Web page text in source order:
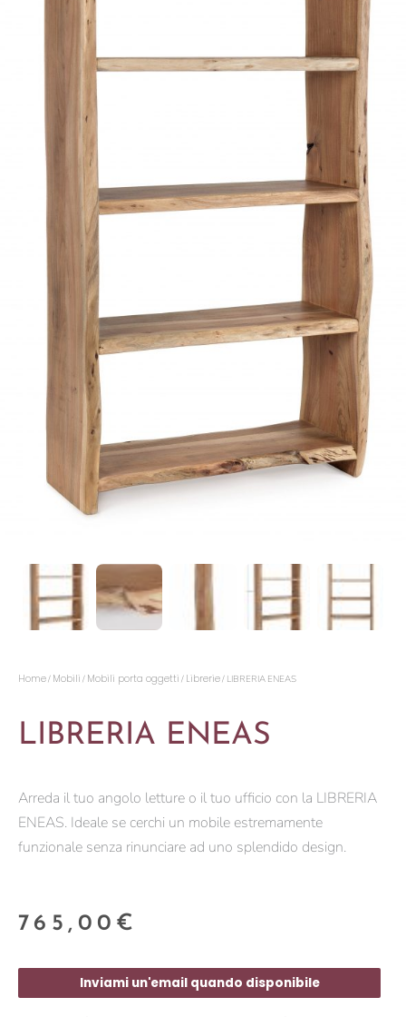
Home/ Mobili / Mobili porta oggetti / Librerie/ LIBRERIA ENEAS
LIBRERIA ENEAS
Arreda il tuo angolo letture o il tuo ufficio con la LIBRERIA
ENEAS. Ideale se cerchi un mobile estremamente
funzionale senza rinunciare ad uno splendido design.
765,00 €
Inviami un'email quando disponibile